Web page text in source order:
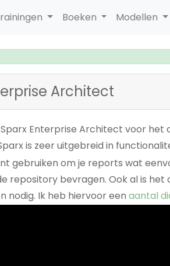
Boeken Modellen
Architect
Enterprise Architect voor
is zeer uitgebreid in
gebruiken om je reports wat
repository bevragen. Ook al is
nodig. Ik heb hiervoor een aantal